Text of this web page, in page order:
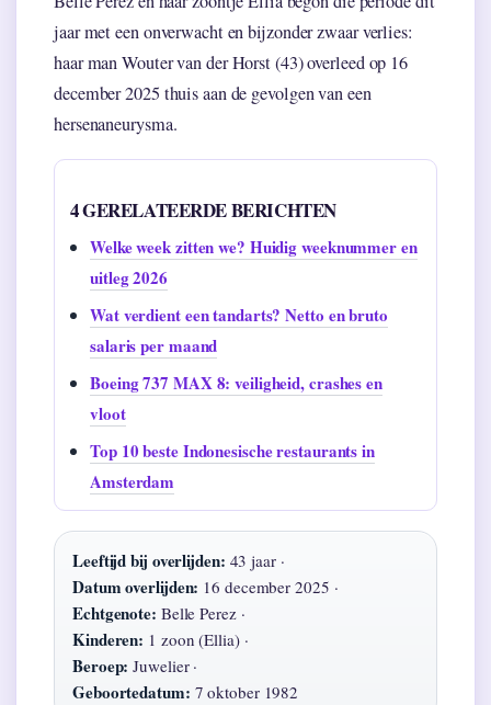
jaar met een onverwacht en bijzonder zwaar verlies:
haar man Wouter van der Horst (43) overleed op 16
december 2025 thuis aan de gevolgen van een
hersenaneurysma.
4 GERELATEERDE BERICHTEN
Welke week zitten we? Huidig weeknummer en
uitleg 2026
Wat verdient een tandarts? Netto en bruto
salaris per maand
Boeing 737 MAX 8: veiligheid, crashes en
vloot
Top 10 beste Indonesische restaurants in
Amsterdam
Leeftijd bij overlijden: 43 jaar ·
Datum overlijden: 16 december 2025 ·
Echtgenote: Belle Perez ·
Kinderen: 1 zoon (Ellia) ·
Beroep: Juwelier ·
Geboortedatum: 7 oktober 1982